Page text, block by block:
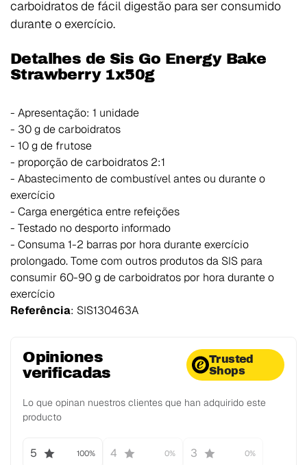
carboidratos de fácil digestão para ser consumido
durante o exercício.
Detalhes de Sis Go Energy Bake
Strawberry 1x50g
- Apresentação: 1 unidade
- 30 g de carboidratos
- 10 g de frutose
- proporção de carboidratos 2:1
- Abastecimento de combustível antes ou durante o
exercício
- Carga energética entre refeições
- Testado no desporto informado
- Consuma 1-2 barras por hora durante exercício
prolongado. Tome com outros produtos da SIS para
consumir 60-90 g de carboidratos por hora durante o
exercício
Referência: SIS130463A
Opiniones
verificadas
Trusted
Shops
Lo que opinan nuestros clientes que han adquirido este
producto
5 100% 4 0% 3 0%